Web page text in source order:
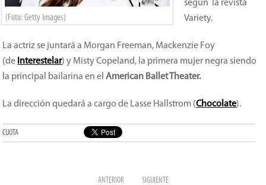
(Foto: Getty Images)
según la revista
Variety.
La actriz se juntará a Morgan Freeman, Mackenzie Foy
(de Interestelar) y Misty Copeland, la primera mujer negra siendo
la principal bailarina en elAmerican Ballet Theater.
La dirección quedará a cargo de Lasse Hallstrom (Chocolate).
CUOTA
ANTERIOR SIGUIENTE